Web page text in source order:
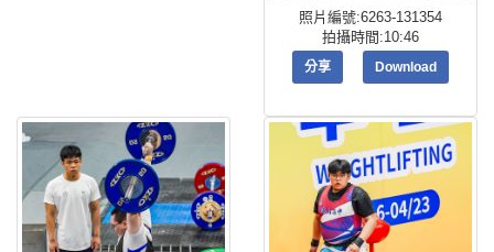
照片編號:6263-131354
拍攝時間:10:46
分享 Download